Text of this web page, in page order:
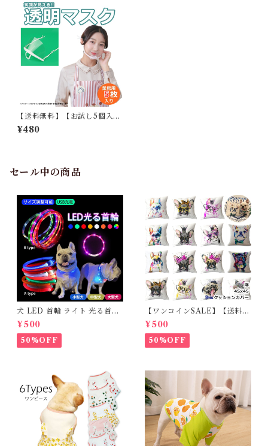
【送料無料】【お試し5個入
り】 透明マスク 衛生マスク ク
リアマスク 飲食店 接客業 フェ
¥480
セール中の商品
犬 LED 首輪 ライト 光る首輪
USB充電 生活防水 長さ調整可
能 首輪 犬用 ペット カラー ペ
ット用品 軽量 ドッグ用品 フレ
ンチブルドック 大型犬 中型犬
¥500
50%OFF
【ワンコインSALE】【送料無
料】KM503G クッションカバ
ー フレンチブルドッグ クリー
ム フレブル
¥500
50%OFF